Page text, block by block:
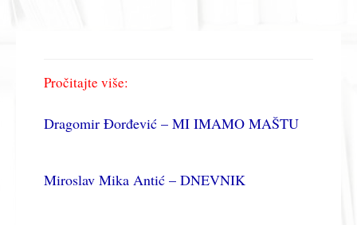
Pročitajte više:
Dragomir Đorđević – MI IMAMO MAŠTU
Miroslav Mika Antić – DNEVNIK